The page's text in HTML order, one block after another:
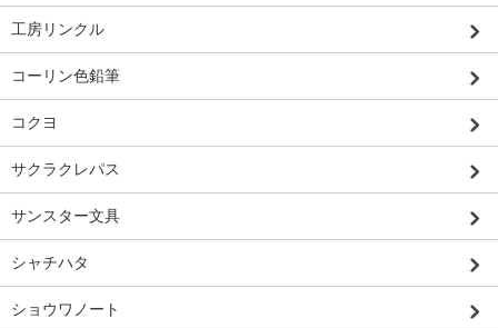
工房リンクル
コーリン色鉛筆
コクヨ
サクラクレパス
サンスター文具
シャチハタ
ショウワノート